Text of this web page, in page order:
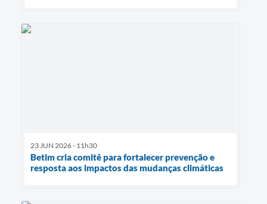
23 JUN 2026 - 11h30
Betim cria comitê para fortalecer prevenção e
resposta aos impactos das mudanças climáticas